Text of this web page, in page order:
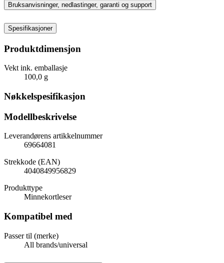
Bruksanvisninger, nedlastinger, garanti og support
Spesifikasjoner
Produktdimensjon
Vekt ink. emballasje
100,0 g
Nøkkelspesifikasjon
Modellbeskrivelse
Leverandørens artikkelnummer
69664081
Strekkode (EAN)
4040849956829
Produkttype
Minnekortleser
Kompatibel med
Passer til (merke)
All brands/universal